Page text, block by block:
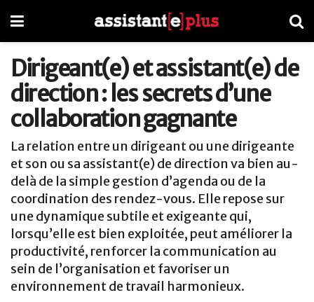
Dirigeant(e) et assistant(e) de
direction : les secrets d’une
collaboration gagnante
La relation entre un dirigeant ou une dirigeante
et son ou sa assistant(e) de direction va bien au-
delà de la simple gestion d’agenda ou de la
coordination des rendez-vous. Elle repose sur
une dynamique subtile et exigeante qui,
lorsqu’elle est bien exploitée, peut améliorer la
productivité, renforcer la communication au
sein de l’organisation et favoriser un
environnement de travail harmonieux.